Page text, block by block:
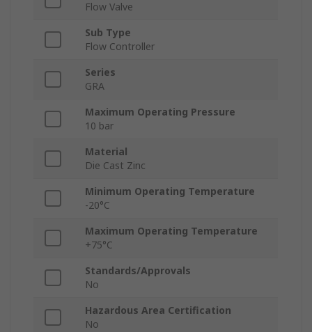
Flow Valve
Sub Type
Flow Controller
Series
GRA
Maximum Operating Pressure
10 bar
Material
Die Cast Zinc
Minimum Operating Temperature
-20°C
Maximum Operating Temperature
+75°C
Standards/Approvals
No
Hazardous Area Certification
No